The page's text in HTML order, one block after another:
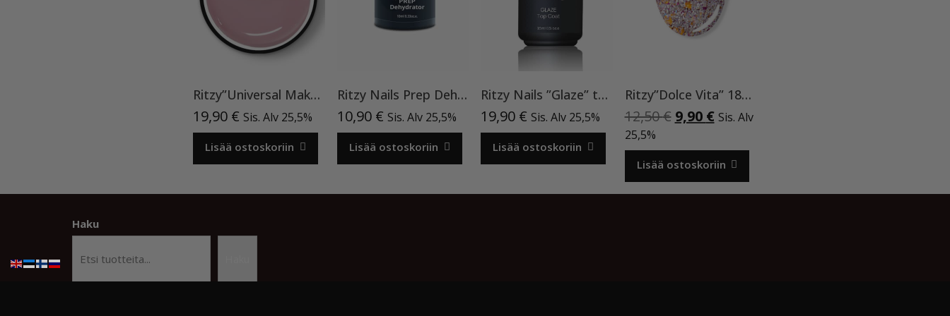
Ritzy”Universal Make Up”15ml, rakennegeeli TPO vapaa
19,90 € Sis. Alv 25,5%
Lisää ostoskoriin
Ritzy Nails Prep Dehydrator
10,90 € Sis. Alv 25,5%
Lisää ostoskoriin
Ritzy Nails ”Glaze” top TPO vapaa
19,90 € Sis. Alv 25,5%
Lisää ostoskoriin
Ritzy”Dolce Vita” 185 ,9ml TPO vapaa
12,50€ Alkuperäinen
oli:
12,50 €.
9,90 €Nykyinen
on:
9,90 €.
Sis. Alv
25,5%
Lisää ostoskoriin
Haku